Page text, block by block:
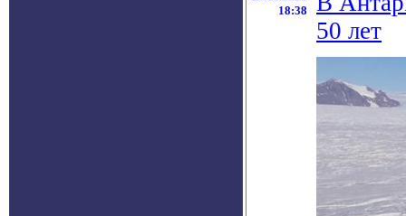
18:38
50 лет